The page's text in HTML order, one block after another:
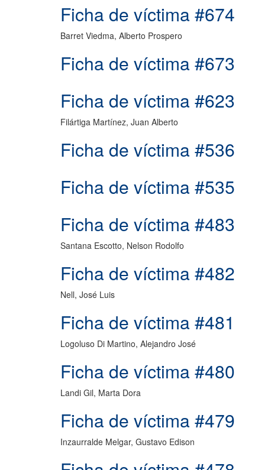
Ficha de víctima #674
Barret Viedma, Alberto Prospero
Ficha de víctima #673
Ficha de víctima #623
Filártiga Martínez, Juan Alberto
Ficha de víctima #536
Ficha de víctima #535
Ficha de víctima #483
Santana Escotto, Nelson Rodolfo
Ficha de víctima #482
Nell, José Luis
Ficha de víctima #481
Logoluso Di Martino, Alejandro José
Ficha de víctima #480
Landi Gil, Marta Dora
Ficha de víctima #479
Inzaurralde Melgar, Gustavo Edison